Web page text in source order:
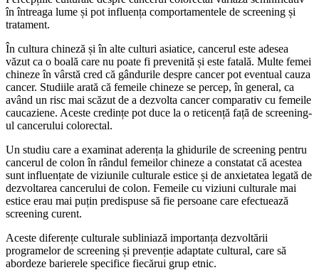
în întreaga lume și pot influența comportamentele de screening și
tratament.
În cultura chineză și în alte culturi asiatice, cancerul este adesea
văzut ca o boală care nu poate fi prevenită și este fatală. Multe femei
chineze în vârstă cred că gândurile despre cancer pot eventual cauza
cancer. Studiile arată că femeile chineze se percep, în general, ca
având un risc mai scăzut de a dezvolta cancer comparativ cu femeile
caucaziene. Aceste credințe pot duce la o reticență față de screening-
ul cancerului colorectal.
Un studiu care a examinat aderența la ghidurile de screening pentru
cancerul de colon în rândul femeilor chineze a constatat că acestea
sunt influențate de viziunile culturale estice și de anxietatea legată de
dezvoltarea cancerului de colon. Femeile cu viziuni culturale mai
estice erau mai puțin predispuse să fie persoane care efectuează
screening curent.
Aceste diferențe culturale subliniază importanța dezvoltării
programelor de screening și prevenție adaptate cultural, care să
abordeze barierele specifice fiecărui grup etnic.